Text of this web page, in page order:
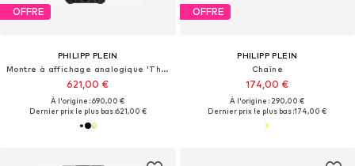
OFFRE
PHILIPP PLEIN
Montre à affichage analogique 'The $keleton'
621,00 €
À l'origine : 690,00 €
Dernier prix le plus bas :621,00 €
OFFRE
PHILIPP PLEIN
Chaîne
174,00 €
À l'origine : 290,00 €
Dernier prix le plus bas :174,00 €